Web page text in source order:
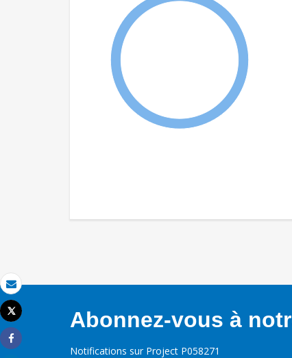
Email
Imprimer
Tweet
Share
Abonnez-vous à
Notifications sur Project P058271